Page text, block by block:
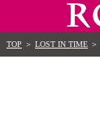
TOP ＞ LOST IN TIME ＞